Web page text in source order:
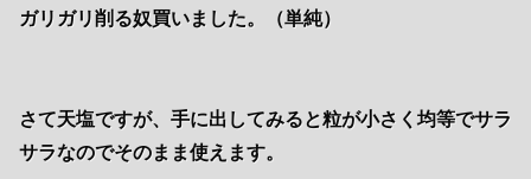
ガリガリ削る奴買いました。（単純）
さて天塩ですが、手に出してみると粒が小さく均等でサラ
サラなのでそのまま使えます。